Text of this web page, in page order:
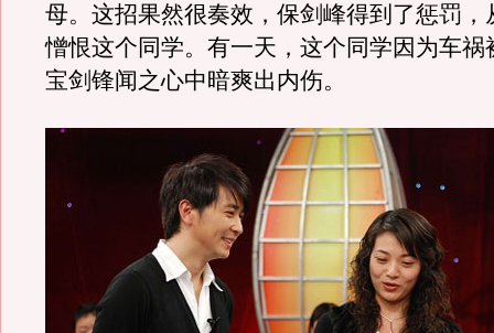
母。这招果然很奏效，保剑峰得到了惩罚，
憎恨这个同学。有一天，这个同学因为车祸
宝剑锋闻之心中暗爽出内伤。